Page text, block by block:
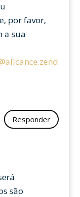
por favor,
a sua
Responder
são